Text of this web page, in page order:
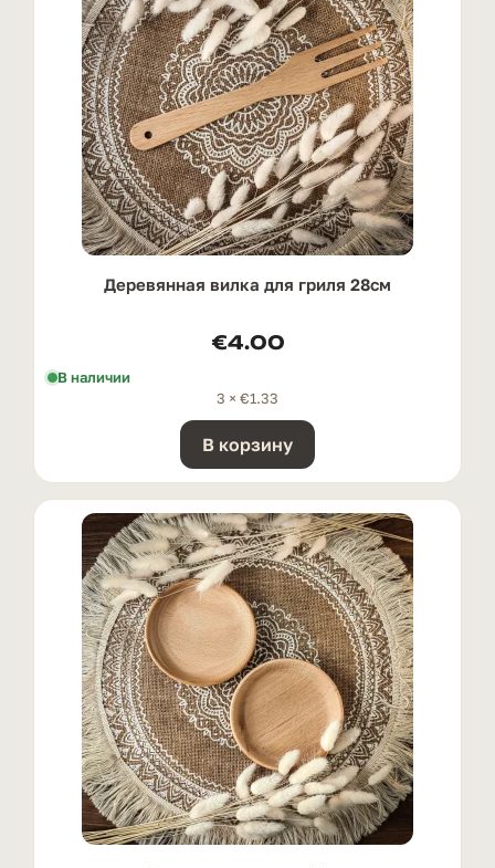
Деревянная вилка для гриля 28см
€4.00
В наличии
3 × €1.33
В корзину